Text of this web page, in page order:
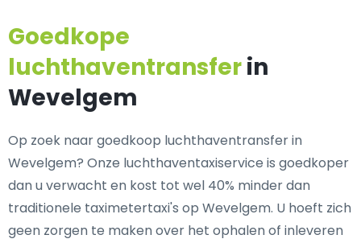
Goedkope
luchthaventransferin
Wevelgem
Op zoek naar goedkoop luchthaventransfer in
Wevelgem? Onze luchthaventaxiservice is goedkoper
dan u verwacht en kost tot wel 40% minder dan
traditionele taximetertaxi's op Wevelgem. U hoeft zich
geen zorgen te maken over het ophalen of inleveren